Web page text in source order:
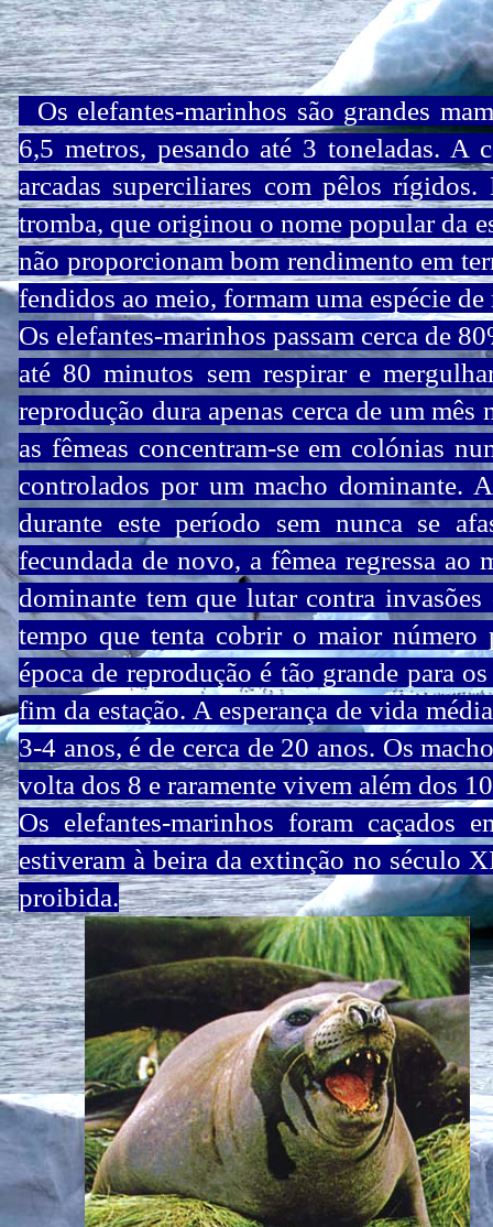
Os elefantes-marinhos são grandes
6,5 metros, pesando até 3 toneladas. A
arcadas superciliares com pêlos
tromba, que originou o nome popular da
não proporcionam bom rendimento em
fendidos ao meio, formam uma espécie de
Os elefantes-marinhos passam cerca de
até 80 minutos sem respirar e
reprodução dura apenas cerca de um
as fêmeas concentram-se em colónias
controlados por um macho dominante.
durante este período sem nunca se
fecundada de novo, a fêmea regressa ao
dominante tem que lutar contra
tempo que tenta cobrir o maior número
época de reprodução é tão grande para
fim da estação. A esperança de vida
3-4 anos, é de cerca de 20 anos. Os
volta dos 8 e raramente vivem além dos
Os elefantes-marinhos foram caçados
estiveram à beira da extinção no século
proibida.